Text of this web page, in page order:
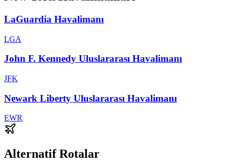
LaGuardia Havalimanı
LGA
John F. Kennedy Uluslararası Havalimanı
JFK
Newark Liberty Uluslararası Havalimanı
EWR
Alternatif Rotalar